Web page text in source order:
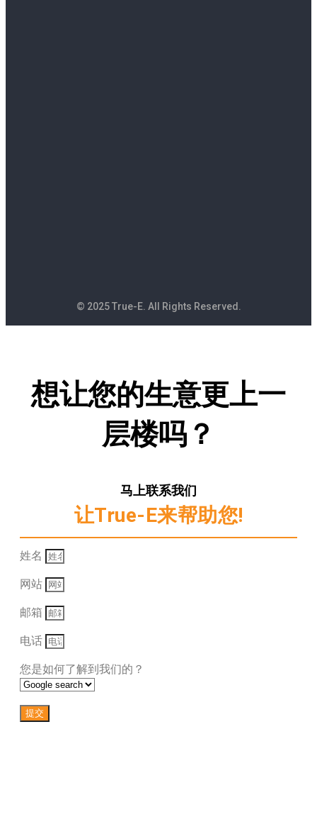
© 2025 True-E. All Rights Reserved.
想让您的生意更上一
层楼吗？
马上联系我们
让True-E来帮助您!
姓名
网站
邮箱
电话
您是如何了解到我们的？
提交